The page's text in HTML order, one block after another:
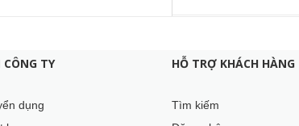
TY
dụng
HỖ TRỢ KHÁCH HÀNG
Tìm kiếm